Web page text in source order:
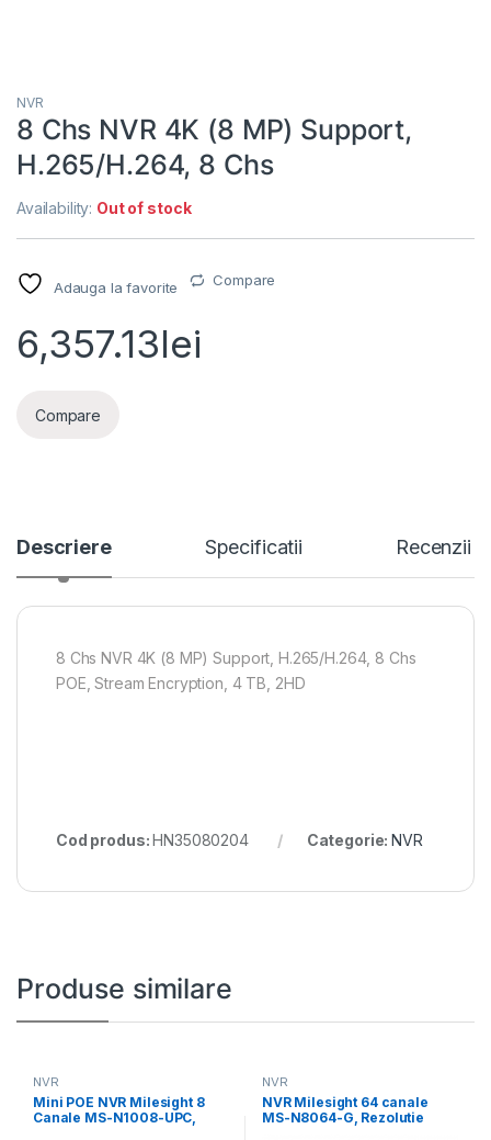
NVR
8 Chs NVR 4K (8 MP) Support,
H.265/H.264, 8 Chs
Availability: Out of stock
Adauga la favorite Compare
6,357.13lei
Compare
Descriere Specificatii Recenzii
8 Chs NVR 4K (8 MP) Support, H.265/H.264, 8 Chs
POE, Stream Encryption, 4 TB, 2HD
Cod produs:HN35080204 Categorie:NVR
Produse similare
NVR
Mini POE NVR Milesight 8
Canale MS-N1008-UPC,
NVR
NVR Milesight 64 canale
MS-N8064-G, Rezolutie